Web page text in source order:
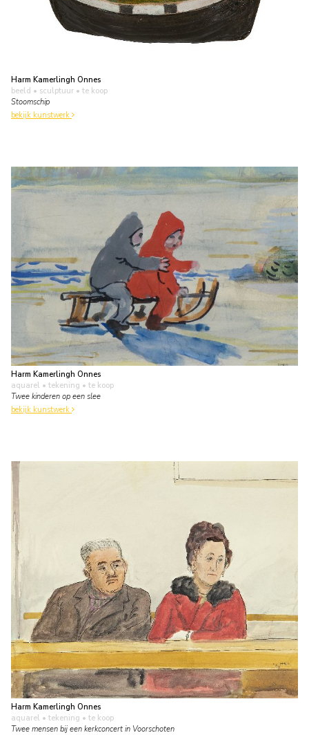
Harm Kamerlingh Onnes
beeld • sculptuur • te koop
Stoomschip
bekijk kunstwerk
Harm Kamerlingh Onnes
aquarel • tekening • te koop
Twee kinderen op een slee
bekijk kunstwerk
Harm Kamerlingh Onnes
aquarel • tekening • te koop
Twee mensen bij een kerkconcert in Voorschoten